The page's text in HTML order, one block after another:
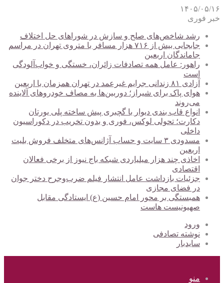
۱۴۰۵/۰۵/۱۶
خبر فوری
رشد شاخص‌های صلح و سازش در شوراهای حل اختلاف
جابجایی بیش از ۷۱۶ هزار مسافر با متروی تهران در مراسم
جاماندگان اربعین
راهور: عامل همه تصادفات زائران، خستگی و خواب‌آلودگی
است
آزادی ۸۱ زندانی جرایم غیرعمد در تهران همزمان با اربعین
هوای پاک برای شیراز؛ دوربین‌ها به مصاف خودروهای آلاینده
می‌روند
انواع قاب بندی دیوار با گچبری پیش ساخته پلی یورتان
دکارت؛ تحولی لوکس، فوری و بدون تخریب در دکوراسیون
داخلی
مسدودی ۳ سایت و حساب آژانس‌های متخلف فروش بلیت
اربعین
اخاذی چند هزار میلیاردی شبکه باج نیوز از برخی فعالان
اقتصادی
جزئیات بازداشت عامل انتشار فیلم ضرب‌وجرح دختر جوان
در فضای مجازی
همبستگی بر محور امام حسین (ع) ایستادگی مقابل
صهیونیست هاست
ورود
نوشته تصادفی
سایدبار
منو